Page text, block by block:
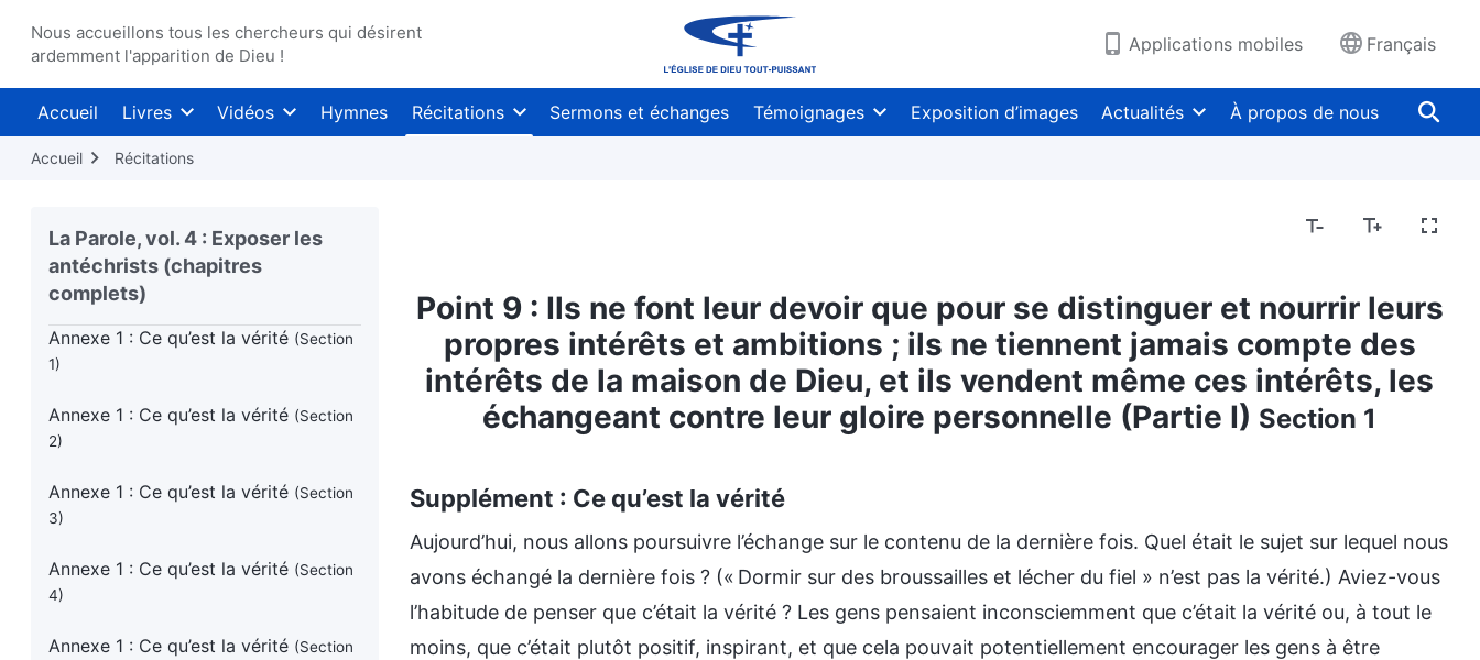
Nous accueillons tous les chercheurs qui désirent
ardemment l'apparition de Dieu !
Applications mobiles Français
Accueil Livres Vidéos Hymnes Récitations Sermons et échanges Témoignages Exposition d’images Actualités À propos de nous
Accueil Récitations
La Parole, vol. 4 : Exposer les
antéchrists (chapitres
complets)
Point 8 : Ils voudraient que les autres
ne se soumettent qu’à eux, et non à
la vérité ou à Dieu (Partie III)Section 3
Point 8 : Ils voudraient que les autres
ne se soumettent qu’à eux, et non à
Point 8 : Ils voudraient que les autres
ne se soumettent qu’à eux, et non à
la vérité ou à Dieu (Partie III)
Annexe 1 : Ce qu’est la vérité (Section
1)
Annexe 1 : Ce qu’est la vérité (Section
2)
Annexe 1 : Ce qu’est la vérité (Section
3)
Annexe 1 : Ce qu’est la vérité (Section
4)
Annexe 1 : Ce qu’est la vérité (Section
Point 9 : Ils ne font leur devoir que pour se distinguer et nourrir leurs
propres intérêts et ambitions ; ils ne tiennent jamais compte des
intérêts de la maison de Dieu, et ils vendent même ces intérêts, les
échangeant contre leur gloire personnelle (Partie I) Section 1
Supplément : Ce qu’est la vérité
Aujourd’hui, nous allons poursuivre l’échange sur le contenu de la dernière fois. Quel était le sujet sur lequel nous
avons échangé la dernière fois ? (« Dormir sur des broussailles et lécher du fiel » n’est pas la vérité.) Aviez-vous
l’habitude de penser que c’était la vérité ? Les gens pensaient inconsciemment que c’était la vérité ou, à tout le
moins, que c’était plutôt positif, inspirant, et que cela pouvait potentiellement encourager les gens à être